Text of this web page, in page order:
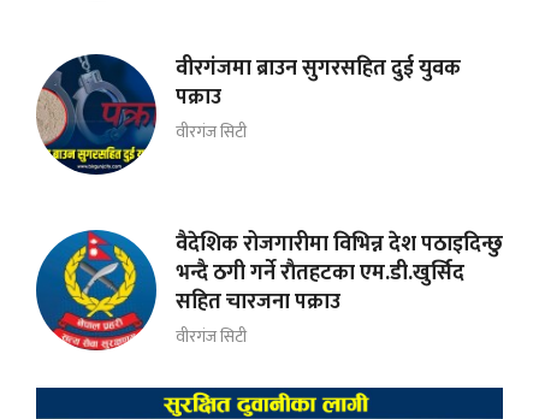
वीरगंजमा ब्राउन सुगरसहित दुई युवक
पक्राउ
वीरगंज सिटी
वैदेशिक रोजगारीमा विभिन्न देश पठाइदिन्छु
भन्दै ठगी गर्ने राैतहटका एम.डी.खुर्सिद
सहित चारजना पक्राउ
वीरगंज सिटी